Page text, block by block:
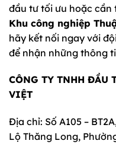
đầu tư tối ưu hoặc cần
Khu công nghiệp
hãy kết nối ngay với
để nhận những thông
CÔNG TY TNHH ĐẦU
VIỆT
Địa chỉ: Số A105 –
Lộ Thăng Long,